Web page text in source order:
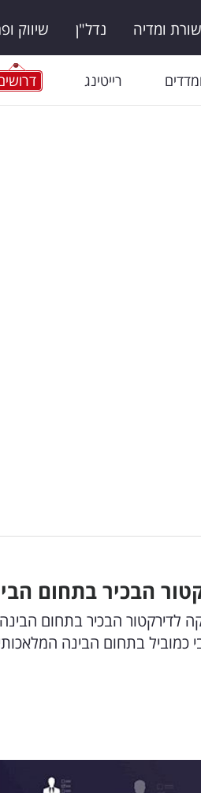
ומדיה נדל"ן שיווק
רייטינג
הבכיר בתחום
לדירקטור הבכיר בתחום
בתחום הבינה